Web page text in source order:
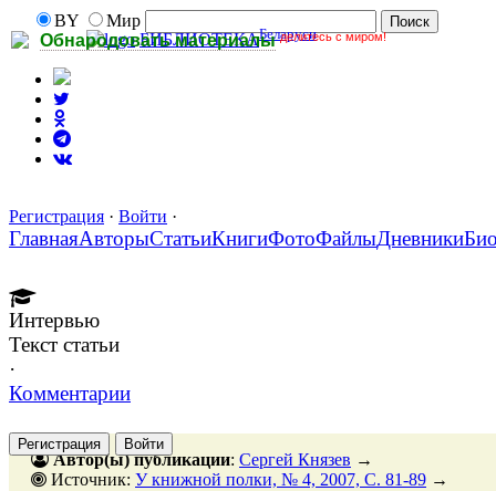
Обнародовать материалы делитесь с миром!
BY
Мир
БИБЛИОТЕКАБеларуси
Регистрация · Войти ·
ГлавнаяАвторыСтатьиКнигиФотоФайлыДневники
Интервью
Текст статьи
·
Комментарии
Регистрация Войти
Автор(ы) публикации: Сергей Князев →
Источник: У книжной полки, № 4, 2007, C. 81-89 →